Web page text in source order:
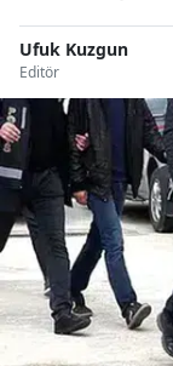
Ufuk Kuzgun
Editör